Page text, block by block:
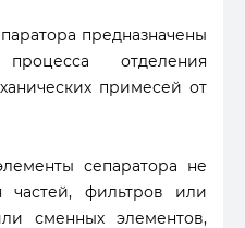
предназначены
отделения
примесей от
сепаратора не
частей, фильтров или
сменных элементов,